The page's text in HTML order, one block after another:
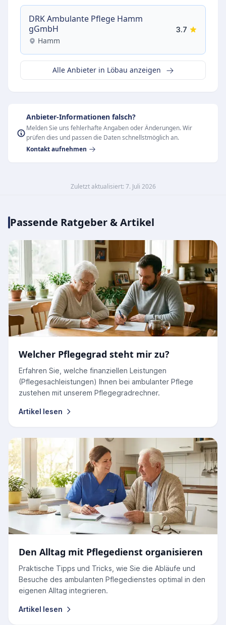
DRK Ambulante Pflege Hamm
gGmbH
Hamm
3.7
Alle Anbieter in Löbau anzeigen
Anbieter-Informationen falsch?
Melden Sie uns fehlerhafte Angaben oder Änderungen. Wir
prüfen dies und passen die Daten schnellstmöglich an.
Kontakt aufnehmen
Zuletzt aktualisiert: 7. Juli 2026
Passende Ratgeber & Artikel
Welcher Pflegegrad steht mir zu?
Erfahren Sie, welche finanziellen Leistungen
(Pflegesachleistungen) Ihnen bei ambulanter Pflege
zustehen mit unserem Pflegegradrechner.
Artikel lesen
Den Alltag mit Pflegedienst organisieren
Praktische Tipps und Tricks, wie Sie die Abläufe und
Besuche des ambulanten Pflegedienstes optimal in den
eigenen Alltag integrieren.
Artikel lesen